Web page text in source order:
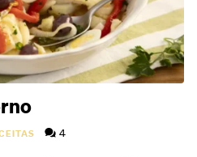
4